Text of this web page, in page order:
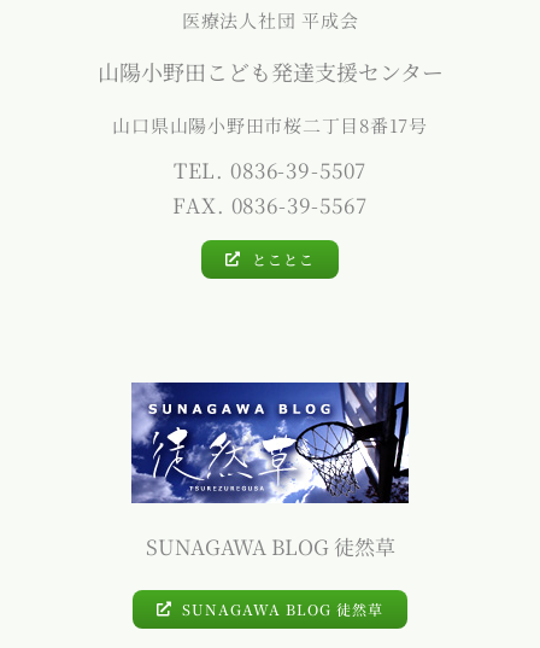
医療法人社団 平成会
山陽小野田こども発達支援センター
山口県山陽小野田市桜二丁目8番17号
TEL. 0836-39-5507
FAX. 0836-39-5567
とことこ
SUNAGAWA BLOG 徒然草
SUNAGAWA BLOG 徒然草